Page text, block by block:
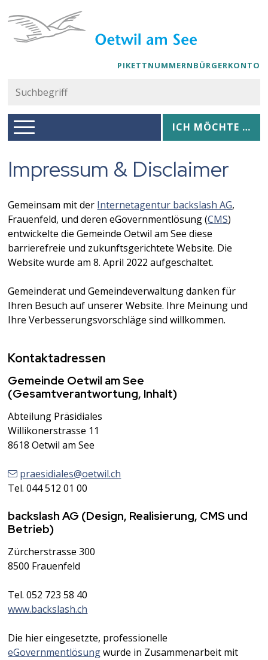
Navigieren in Oetwil am See
PIKETTNUMMERNBÜRGERKONTO
Suchbegriff
Hauptnavigation Ich möchte …
ICH MÖCHTE …
Impressum & Disclaimer
Gemeinsam mit der Internetagentur backslash AG,
Frauenfeld, und deren eGovernmentlösung (CMS)
entwickelte die Gemeinde Oetwil am See diese
barrierefreie und zukunftsgerichtete Website. Die
Website wurde am 8. April 2022 aufgeschaltet.
Gemeinderat und Gemeindeverwaltung danken für
Ihren Besuch auf unserer Website. Ihre Meinung und
Ihre Verbesserungsvorschläge sind willkommen.
Kontaktadressen
Gemeinde Oetwil am See
(Gesamtverantwortung, Inhalt)
Abteilung Präsidiales
Willikonerstrasse 11
8618 Oetwil am See
praesidiales@oetwil.ch
Tel. 044 512 01 00
backslash AG (Design, Realisierung, CMS und
Betrieb)
Zürcherstrasse 300
8500 Frauenfeld
Tel. 052 723 58 40
www.backslash.ch
Die hier eingesetzte, professionelle
eGovernmentlösungwurde in Zusammenarbeit mit